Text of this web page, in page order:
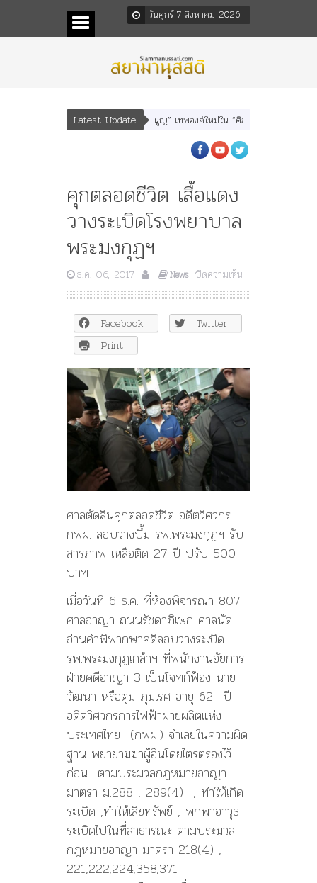
วันศุกร์ 7 สิงหาคม 2026
Latest Update
” “อรุณเทพบุตร” และ “เทพีรัฐธรรมนูญ” เทพองค์ใหม่ใน “ศิลปะคณะราษฎร”
คุกตลอดชีวิต เสื้อแดง
วางระเบิดโรงพยาบาล
พระมงกุฏฯ
ธ.ค. 06, 2017 News ปิดความเห็น
คุก
ตลอด
ระเบิด
โรง
พยาบาล
พระ
ม
Facebook
Twitter
Print
ศาลตัดสินคุกตลอดชีวิต อดีตวิศวกร
กฟผ. ลอบวางบึ้ม รพ.พระมงกุฏฯ รับ
สารภาพ เหลือติด 27 ปี ปรับ 500
บาท
เมื่อวันที่ 6 ธ.ค. ที่ห้องพิจารณา 807
ศาลอาญา ถนนรัชดาภิเษก ศาลนัด
อ่านคำพิพากษาคดีลอบวางระเบิด
รพ.พระมงกุฏเกล้าฯ ที่พนักงานอัยการ
ฝ่ายคดีอาญา 3 เป็นโจทก์ฟ้อง นาย
วัฒนา หรือตุ่ม ภุมเรศ อายุ 62 ปี
อดีตวิศวกรการไฟฟ้าฝ่ายผลิตแห่ง
ประเทศไทย (กฟผ.) จำเลยในความผิด
ฐาน พยายามฆ่าผู้อื่นโดยไตร่ตรองไว้
ก่อน ตามประมวลกฎหมายอาญา
มาตรา ม.288 , 289(4) , ทำให้เกิด
ระเบิด ,ทำให้เสียทรัพย์ , พกพาอาวุธ
ระเบิดไปในที่สาธารณะ ตามประมวล
กฎหมายอาญา มาตรา 218(4) ,
221,222,224,358,371